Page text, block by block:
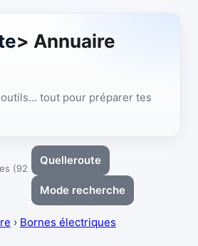
> Annuaire
tout pour préparer tes
(92
Quelleroute
Mode recherche
› Bornes électriques